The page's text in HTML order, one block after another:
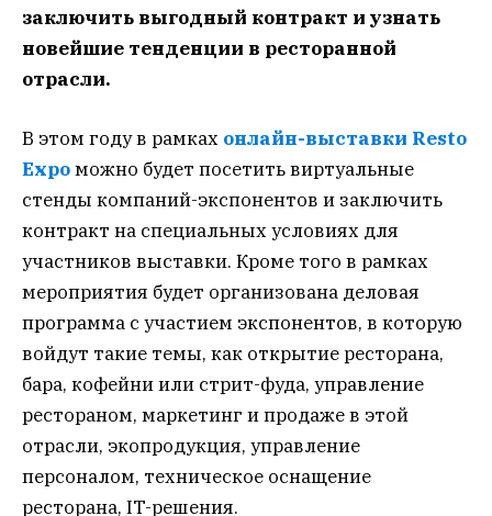
заключить выгодный контракт и узнать
новейшие тенденции в ресторанной
отрасли.
В этом году в рамках онлайн-выставки Resto
Expoможно будет посетить виртуальные
стенды компаний-экспонентов и заключить
контракт на специальных условиях для
участников выставки. Кроме того в рамках
мероприятия будет организована деловая
программа с участием экспонентов, в которую
войдут такие темы, как открытие ресторана,
бара, кофейни или стрит-фуда, управление
рестораном, маркетинг и продаже в этой
отрасли, экопродукция, управление
персоналом, техническое оснащение
ресторана, IT-решения.